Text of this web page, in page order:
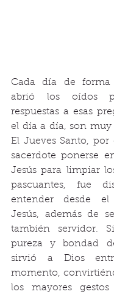
Cada día de forma
abrió los oídos
respuestas a esas
el día a día, son
El Jueves Santo, por
sacerdote ponerse
Jesús para limpiar
pascuantes, fue
entender desde
Jesús, además de
también servidor.
pureza y bondad
sirvió a Dios
momento,
los mayores